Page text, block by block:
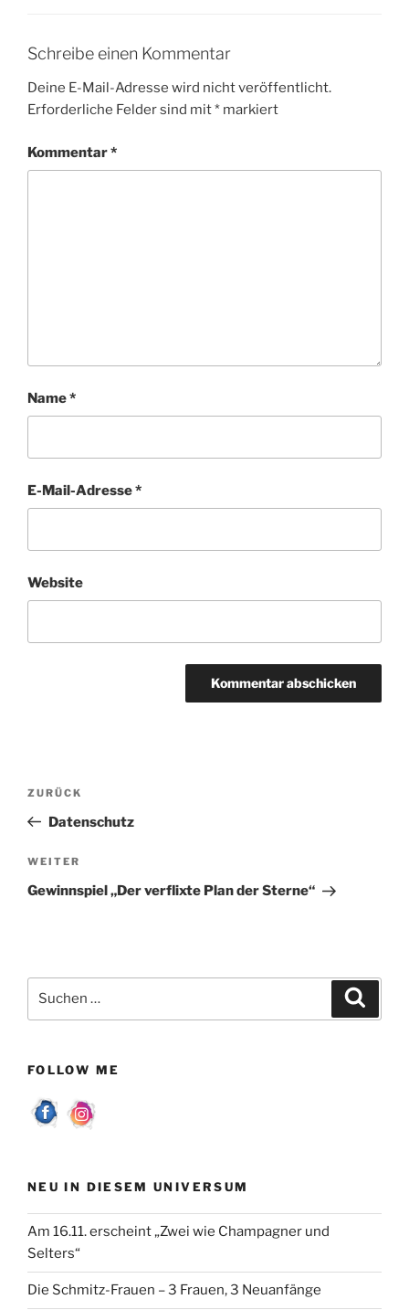
Schreibe einen Kommentar
Deine E-Mail-Adresse wird nicht veröffentlicht.
Erforderliche Felder sind mit* markiert
Kommentar*
Name*
E-Mail-Adresse*
Website
Beitragsnavigation
Vorheriger
Beitrag
ZURÜCK
Datenschutz
Nächster
Beitrag
WEITER
Gewinnspiel „Der verflixte Plan der Sterne“
nach:
FOLLOW ME
NEU IN DIESEM UNIVERSUM
Am 16.11. erscheint „Zwei wie Champagner und
Selters“
Die Schmitz-Frauen – 3 Frauen, 3 Neuanfänge